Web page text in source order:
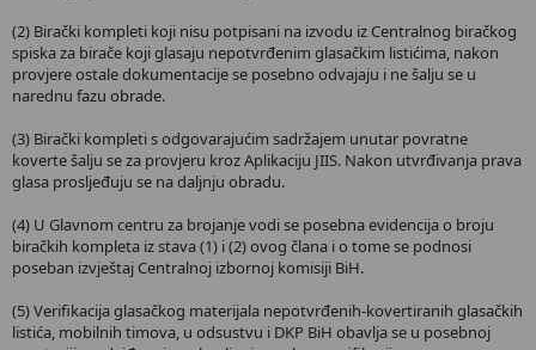
(2) Birački kompleti koji nisu potpisani na izvodu iz Centralnog biračkog
spiska za birače koji glasaju nepotvrđenim glasačkim listićima, nakon
provjere ostale dokumentacije se posebno odvajaju i ne šalju se u
narednu fazu obrade.
(3) Birački kompleti s odgovarajućim sadržajem unutar povratne
koverte šalju se za provjeru kroz Aplikaciju JIIS. Nakon utvrđivanja prava
glasa prosljeđuju se na daljnju obradu.
(4) U Glavnom centru za brojanje vodi se posebna evidencija o broju
biračkih kompleta iz stava (1) i (2) ovog člana i o tome se podnosi
poseban izvještaj Centralnoj izbornoj komisiji BiH.
(5) Verifikacija glasačkog materijala nepotvrđenih-kovertiranih glasačkih
listića, mobilnih timova, u odsustvu i DKP BiH obavlja se u posebnoj